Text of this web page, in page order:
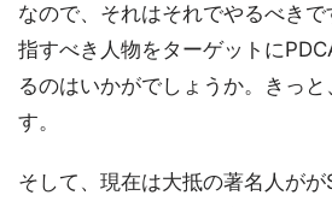
なので、それはそれでやるべき
指すべき人物をターゲットに
るのはいかがでしょうか。きっ
す。
そして、現在は大抵の著名人がが